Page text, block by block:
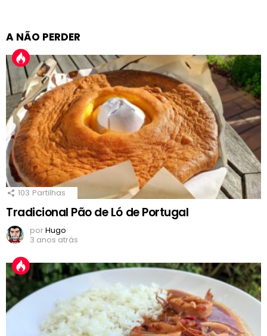
A NÃO PERDER
103 Partilhas
Tradicional Pão de Ló de Portugal
porHugo
3 anos atrás